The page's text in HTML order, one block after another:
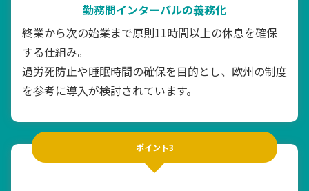
勤務間インターバルの義務化
終業から次の始業まで原則11時間以上の休息を確保
する仕組み。
過労死防止や睡眠時間の確保を目的とし、欧州の制度
を参考に導入が検討されています。
ポイント3